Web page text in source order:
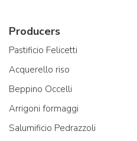
Producers
Pastificio Felicetti
Acquerello riso
Beppino Occelli
Arrigoni formaggi
Salumificio Pedrazzoli